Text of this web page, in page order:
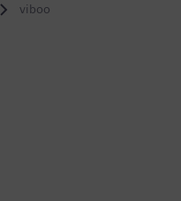
viboo